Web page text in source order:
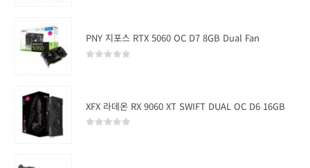
PNY 지포스 RTX 5060 OC D7 8GB Dual Fan
XFX 라데온 RX 9060 XT SWIFT DUAL OC D6 16GB